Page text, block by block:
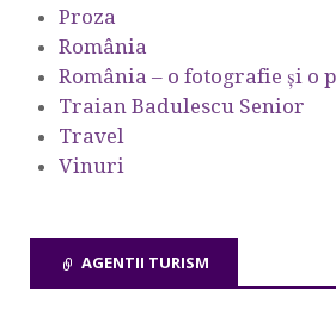
Proza
România
România – o fotografie şi o
Traian Badulescu Senior
Travel
Vinuri
AGENTII TURISM